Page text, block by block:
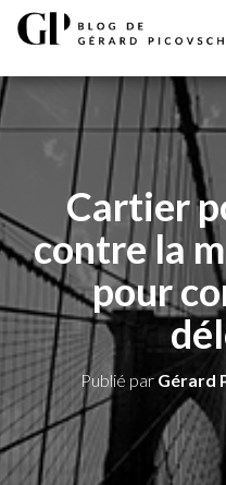
Cartier
contre la
pour
Publié par Gérard